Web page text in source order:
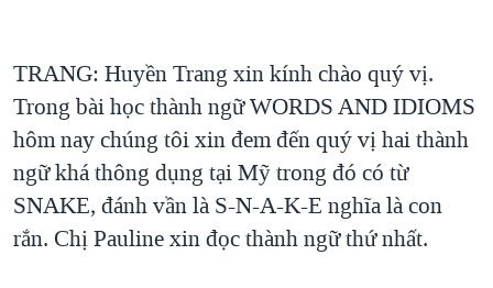
ĐỜI SỐNG
KINH TẾ
KHOA HỌC
SỨC KHOẺ
MỘT NĂM CHIẾN TRANH TẠI DẢI GAZA
NGÀY TỊ NẠN THẾ GIỚI
TRỊNH VĨNH BÌNH - NGƯỜI HẠ 'BÊN THẮNG CUỘC'
GROUND ZERO – XƯA VÀ NAY
NGHE
MẠNG XÃ HỘI
Ngôn ngữ khác
TRANG: Huyền Trang xin kính chào quý vị.
Trong bài học thành ngữ WORDS AND IDIOMS
hôm nay chúng tôi xin đem đến quý vị hai thành
ngữ khá thông dụng tại Mỹ trong đó có từ
SNAKE, đánh vần là S-N-A-K-E nghĩa là con
rắn. Chị Pauline xin đọc thành ngữ thứ nhất.